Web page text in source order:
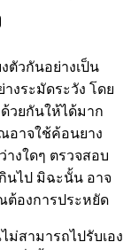
ตัวกันอย่างเป็น
งระมัดระวัง โดย
วยกันให้ได้มาก
อาจใช้ค้อนยาง
างใดๆ ตรวจสอบ
นไป มิฉะนั้น อาจ
ต้องการประหยัด
สามารถไปรับเอง